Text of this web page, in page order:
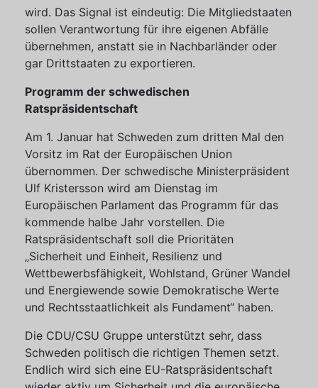
wird. Das Signal ist eindeutig: Die Mitgliedstaaten
sollen Verantwortung für ihre eigenen Abfälle
übernehmen, anstatt sie in Nachbarländer oder
gar Drittstaaten zu exportieren.
Programm der schwedischen
Ratspräsidentschaft
Am 1. Januar hat Schweden zum dritten Mal den
Vorsitz im Rat der Europäischen Union
übernommen. Der schwedische Ministerpräsident
Ulf Kristersson wird am Dienstag im
Europäischen Parlament das Programm für das
kommende halbe Jahr vorstellen. Die
Ratspräsidentschaft soll die Prioritäten
„Sicherheit und Einheit, Resilienz und
Wettbewerbsfähigkeit, Wohlstand, Grüner Wandel
und Energiewende sowie Demokratische Werte
und Rechtsstaatlichkeit als Fundament“ haben.
Die CDU/CSU Gruppe unterstützt sehr, dass
Schweden politisch die richtigen Themen setzt.
Endlich wird sich eine EU-Ratspräsidentschaft